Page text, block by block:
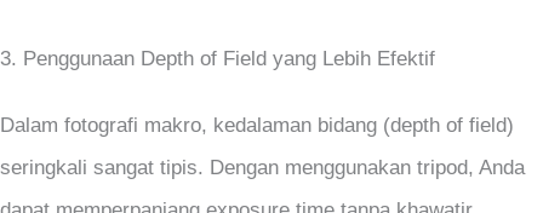
3. Penggunaan Depth of Field yang Lebih Efektif
Dalam fotografi makro, kedalaman bidang (depth of field)
seringkali sangat tipis. Dengan menggunakan tripod, Anda